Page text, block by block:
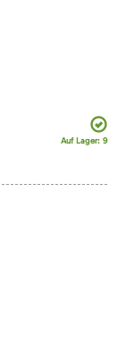
Auf Lager: 9